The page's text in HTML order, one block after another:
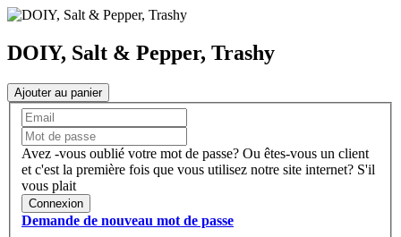
DOIY, Salt & Pepper, Trashy
Ajouter au panier
Avez -vous oublié votre mot de passe? Ou êtes-vous un client
et c'est la première fois que vous utilisez notre site internet? S'il
vous plait
Connexion
Demande de nouveau mot de passe